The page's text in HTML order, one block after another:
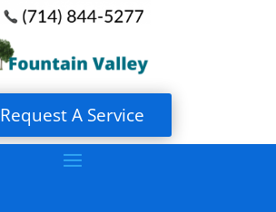
Request A Service